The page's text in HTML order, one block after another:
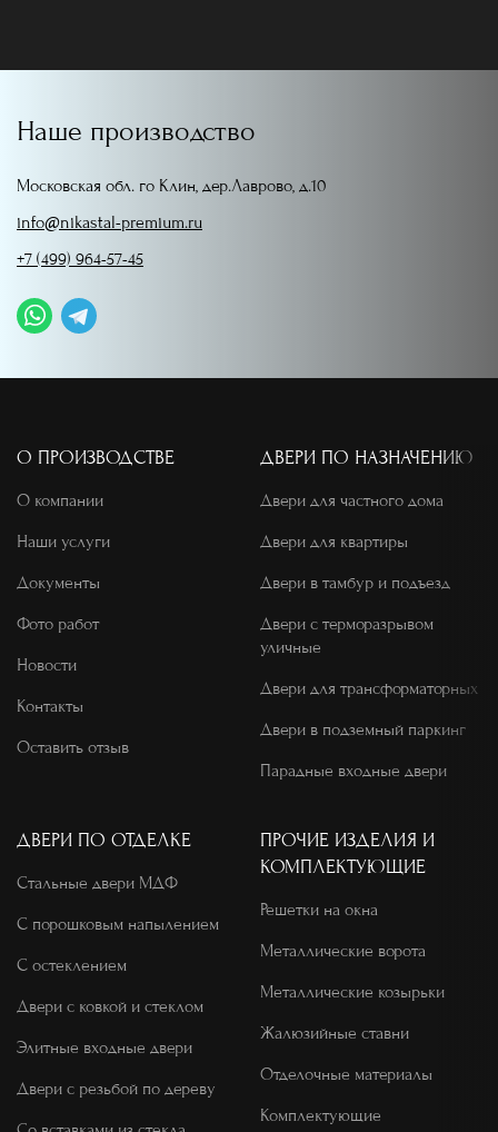
Наше производство
Московская обл. го Клин, дер.Лаврово, д.10
info@nikastal-premium.ru
+7 (499) 964-57-45
О ПРОИЗВОДСТВЕ
О компании
Наши услуги
Документы
Фото работ
Новости
Контакты
Оставить отзыв
ДВЕРИ ПО НАЗНАЧЕНИЮ
Двери для частного дома
Двери для квартиры
Двери в тамбур и подъезд
Двери с терморазрывом
уличные
Двери для трансформаторных
Двери в подземный паркинг
Парадные входные двери
ДВЕРИ ПО ОТДЕЛКЕ
Стальные двери МДФ
С порошковым напылением
С остеклением
Двери с ковкой и стеклом
Элитные входные двери
Двери с резьбой по дереву
ПРОЧИЕ ИЗДЕЛИЯ И
КОМПЛЕКТУЮЩИЕ
Решетки на окна
Металлические ворота
Металлические козырьки
Жалюзийные ставни
Отделочные материалы
Комплектующие